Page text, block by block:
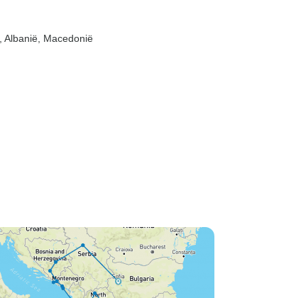
, Albanië , Macedonië